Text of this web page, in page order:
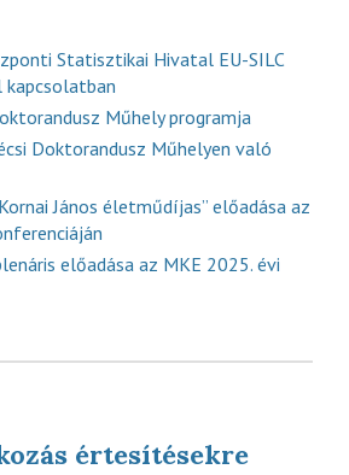
Statisztikai Hivatal EU-SILC
Műhely programja
Doktorandusz Műhelyen való
János életműdíjas” előadása az
előadása az MKE 2025. évi
értesítésekre